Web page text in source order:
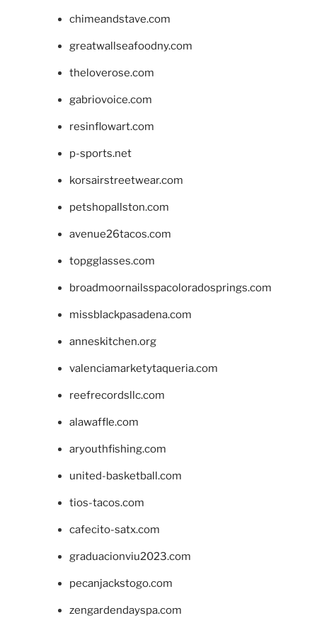
chimeandstave.com
greatwallseafoodny.com
theloverose.com
gabriovoice.com
resinflowart.com
p-sports.net
korsairstreetwear.com
petshopallston.com
avenue26tacos.com
topgglasses.com
broadmoornailsspacoloradosprings.com
missblackpasadena.com
anneskitchen.org
valenciamarketytaqueria.com
reefrecordsllc.com
alawaffle.com
aryouthfishing.com
united-basketball.com
tios-tacos.com
cafecito-satx.com
graduacionviu2023.com
pecanjackstogo.com
zengardendayspa.com